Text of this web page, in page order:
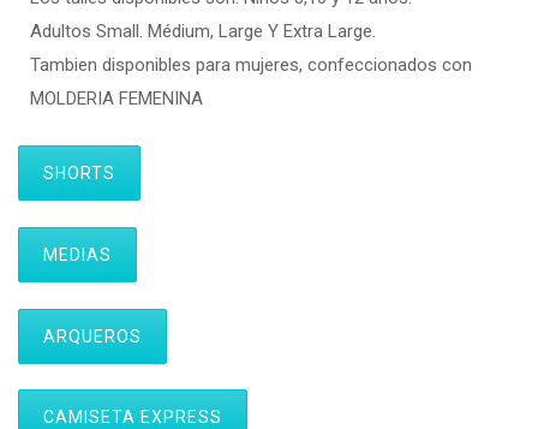
Adultos Small. Médium, Large Y Extra Large.
Tambien disponibles para mujeres, confeccionados con
MOLDERIA FEMENINA
SHORTS
MEDIAS
ARQUEROS
CAMISETA EXPRESS